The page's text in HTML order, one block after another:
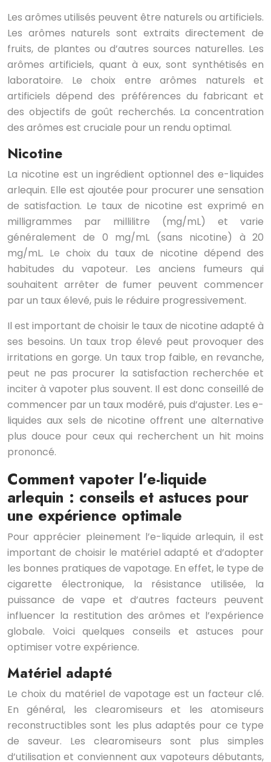
Les arômes utilisés peuvent être naturels ou artificiels.
Les arômes naturels sont extraits directement de
fruits, de plantes ou d’autres sources naturelles. Les
arômes artificiels, quant à eux, sont synthétisés en
laboratoire. Le choix entre arômes naturels et
artificiels dépend des préférences du fabricant et
des objectifs de goût recherchés. La concentration
des arômes est cruciale pour un rendu optimal.
Nicotine
La nicotine est un ingrédient optionnel des e-liquides
arlequin. Elle est ajoutée pour procurer une sensation
de satisfaction. Le taux de nicotine est exprimé en
milligrammes par millilitre (mg/mL) et varie
généralement de 0 mg/mL (sans nicotine) à 20
mg/mL. Le choix du taux de nicotine dépend des
habitudes du vapoteur. Les anciens fumeurs qui
souhaitent arrêter de fumer peuvent commencer
par un taux élevé, puis le réduire progressivement.
Il est important de choisir le taux de nicotine adapté à
ses besoins. Un taux trop élevé peut provoquer des
irritations en gorge. Un taux trop faible, en revanche,
peut ne pas procurer la satisfaction recherchée et
inciter à vapoter plus souvent. Il est donc conseillé de
commencer par un taux modéré, puis d’ajuster. Les e-
liquides aux sels de nicotine offrent une alternative
plus douce pour ceux qui recherchent un hit moins
prononcé.
Comment vapoter l’e-liquide
arlequin : conseils et astuces pour
une expérience optimale
Pour apprécier pleinement l’e-liquide arlequin, il est
important de choisir le matériel adapté et d’adopter
les bonnes pratiques de vapotage. En effet, le type de
cigarette électronique, la résistance utilisée, la
puissance de vape et d’autres facteurs peuvent
influencer la restitution des arômes et l’expérience
globale. Voici quelques conseils et astuces pour
optimiser votre expérience.
Matériel adapté
Le choix du matériel de vapotage est un facteur clé.
En général, les clearomiseurs et les atomiseurs
reconstructibles sont les plus adaptés pour ce type
de saveur. Les clearomiseurs sont plus simples
d’utilisation et conviennent aux vapoteurs débutants,